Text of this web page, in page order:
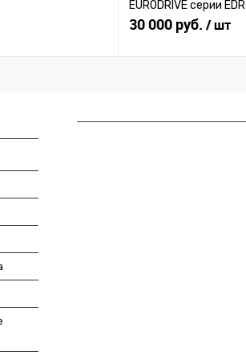
EURODRIVE серии EDR
30 000 руб. / шт